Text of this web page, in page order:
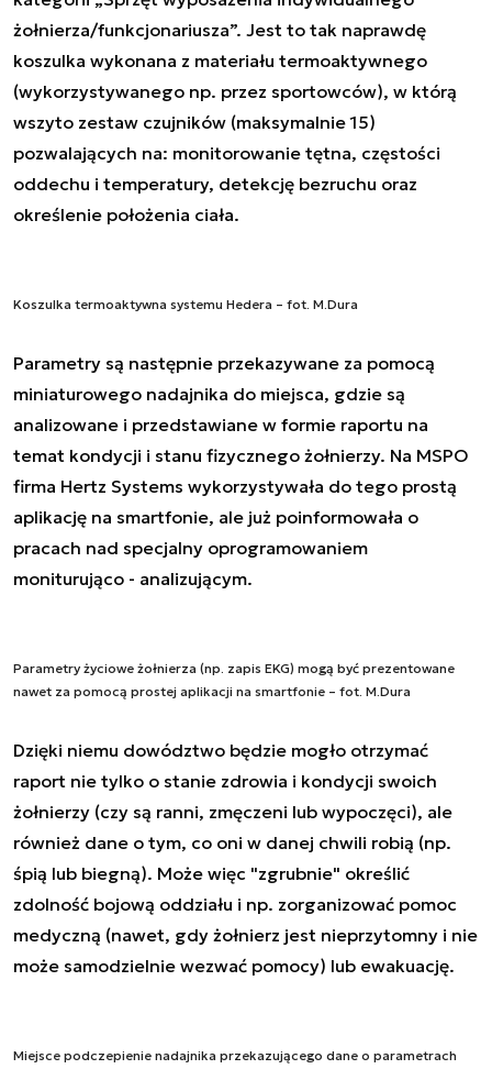
żołnierza/funkcjonariusza”. Jest to tak naprawdę
koszulka wykonana z materiału termoaktywnego
(wykorzystywanego np. przez sportowców), w którą
wszyto zestaw czujników (maksymalnie 15)
pozwalających na: monitorowanie tętna, częstości
oddechu i temperatury, detekcję bezruchu oraz
określenie położenia ciała.
Koszulka termoaktywna systemu Hedera – fot. M.Dura
Parametry są następnie przekazywane za pomocą
miniaturowego nadajnika do miejsca, gdzie są
analizowane i przedstawiane w formie raportu na
temat kondycji i stanu fizycznego żołnierzy. Na MSPO
firma Hertz Systems wykorzystywała do tego prostą
aplikację na smartfonie, ale już poinformowała o
pracach nad specjalny oprogramowaniem
moniturująco - analizującym.
Parametry życiowe żołnierza (np. zapis EKG) mogą być prezentowane
nawet za pomocą prostej aplikacji na smartfonie – fot. M.Dura
Dzięki niemu dowództwo będzie mogło otrzymać
raport nie tylko o stanie zdrowia i kondycji swoich
żołnierzy (czy są ranni, zmęczeni lub wypoczęci), ale
również dane o tym, co oni w danej chwili robią (np.
śpią lub biegną). Może więc "zgrubnie" określić
zdolność bojową oddziału i np. zorganizować pomoc
medyczną (nawet, gdy żołnierz jest nieprzytomny i nie
może samodzielnie wezwać pomocy) lub ewakuację.
Miejsce podczepienie nadajnika przekazującego dane o parametrach